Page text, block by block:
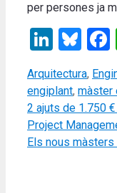
per persones ja
Categories
Arquitectura,
engiplant, màster
2 ajuts de 1.750
Project
Els nous